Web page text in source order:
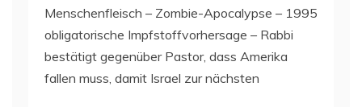
Menschenfleisch – Zombie-Apocalypse – 1995
obligatorische Impfstoffvorhersage – Rabbi
bestätigt gegenüber Pastor, dass Amerika
fallen muss, damit Israel zur nächsten